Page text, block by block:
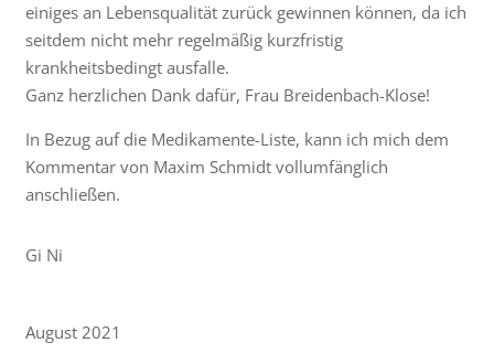
einiges an Lebensqualität zurück gewinnen können, da ich
seitdem nicht mehr regelmäßig kurzfristig
krankheitsbedingt ausfalle.
Ganz herzlichen Dank dafür, Frau Breidenbach-Klose!
In Bezug auf die Medikamente-Liste, kann ich mich dem
Kommentar von Maxim Schmidt vollumfänglich
anschließen.
Gi Ni
August 2021